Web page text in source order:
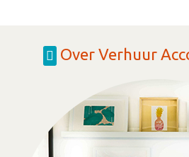
Over Verhuur